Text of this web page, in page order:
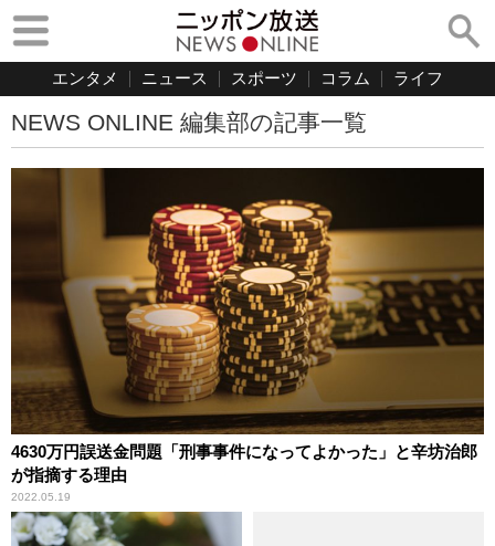
エンタメ ニュース スポーツ コラム ライフ
NEWS ONLINE 編集部の記事一覧
4630万円誤送金問題「刑事事件になってよかった」と辛坊治郎
が指摘する理由
2022.05.19